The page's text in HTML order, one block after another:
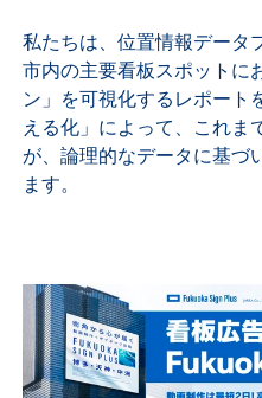
私たちは、位置情報データ
市内の主要看板スポットに
ン」を可視化するレポート
える化」によって、これま
が、論理的なデータに基づ
ます。